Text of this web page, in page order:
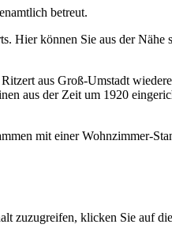
betreut.
Hier können Sie aus der
aus Groß-Umstadt
aus der Zeit um 1920
mit einer Wohnzimmer-
zuzugreifen, klicken Sie auf